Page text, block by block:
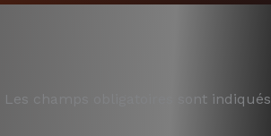
Les champs obligatoires sont indiqués